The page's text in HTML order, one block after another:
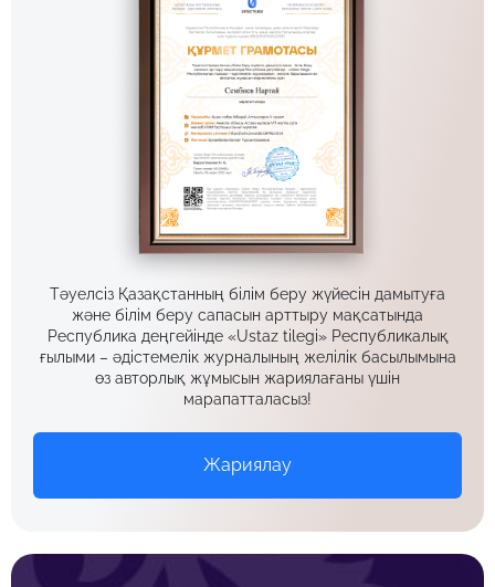
Тәуелсіз Қазақстанның білім беру жүйесін дамытуға
және білім беру сапасын арттыру мақсатында
Республика деңгейінде «Ustaz tilegi» Республикалық
ғылыми – әдістемелік журналының желілік басылымына
өз авторлық жұмысын жариялағаны үшін
марапатталасыз!
Жариялау